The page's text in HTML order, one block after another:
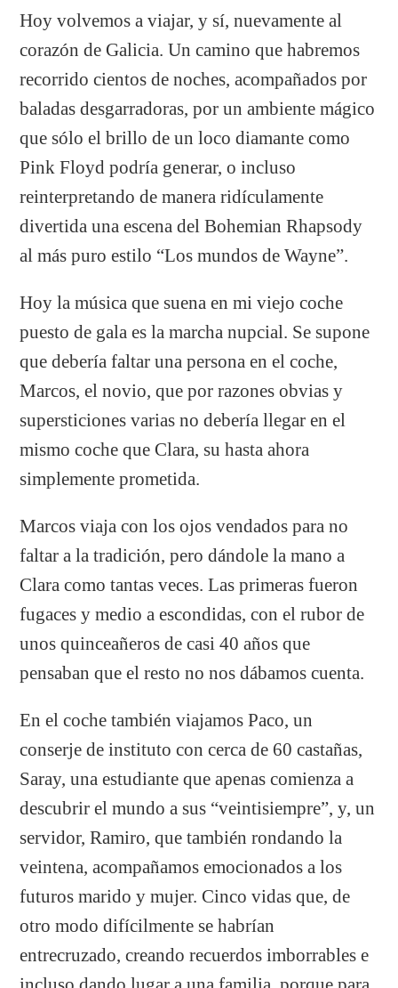
Hoy volvemos a viajar, y sí, nuevamente al
corazón de Galicia. Un camino que habremos
recorrido cientos de noches, acompañados por
baladas desgarradoras, por un ambiente mágico
que sólo el brillo de un loco diamante como
Pink Floyd podría generar, o incluso
reinterpretando de manera ridículamente
divertida una escena del Bohemian Rhapsody
al más puro estilo “Los mundos de Wayne”.
Hoy la música que suena en mi viejo coche
puesto de gala es la marcha nupcial. Se supone
que debería faltar una persona en el coche,
Marcos, el novio, que por razones obvias y
supersticiones varias no debería llegar en el
mismo coche que Clara, su hasta ahora
simplemente prometida.
Marcos viaja con los ojos vendados para no
faltar a la tradición, pero dándole la mano a
Clara como tantas veces. Las primeras fueron
fugaces y medio a escondidas, con el rubor de
unos quinceañeros de casi 40 años que
pensaban que el resto no nos dábamos cuenta.
En el coche también viajamos Paco, un
conserje de instituto con cerca de 60 castañas,
Saray, una estudiante que apenas comienza a
descubrir el mundo a sus “veintisiempre”, y, un
servidor, Ramiro, que también rondando la
veintena, acompañamos emocionados a los
futuros marido y mujer. Cinco vidas que, de
otro modo difícilmente se habrían
entrecruzado, creando recuerdos imborrables e